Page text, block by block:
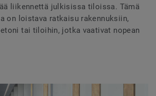
liikennettä julkisissa tiloissa. Tämä
on loistava ratkaisu rakennuksiin,
tai tiloihin, jotka vaativat nopean